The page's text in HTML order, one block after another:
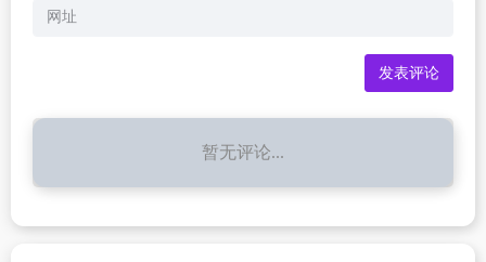
暂无评论...